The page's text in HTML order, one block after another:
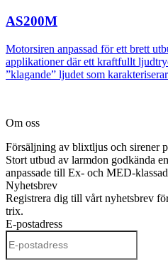
AS200M
Motorsiren anpassad för ett brett
applikationer där ett kraftfullt
”klagande” ljudet som
Om oss
Försäljning av blixtljus och sirener
Stort utbud av larmdon godkända
anpassade till Ex- och MED-
Nyhetsbrev
Registrera dig till vårt nyhetsbrev
trix.
E-postadress